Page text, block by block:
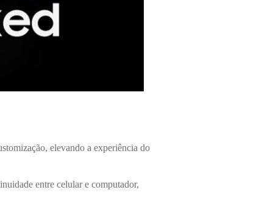
elevando a experiência do
entre celular e computador,